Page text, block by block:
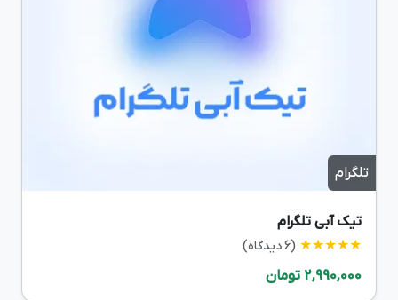
تلگرام
تیک آبی تلگرام
★★★★★ (6 دیدگاه)
2,990,000 تومان